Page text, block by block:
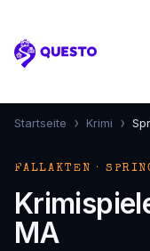
Questo
Startseite › Krimi ›
FALLAKTEN ·
MA